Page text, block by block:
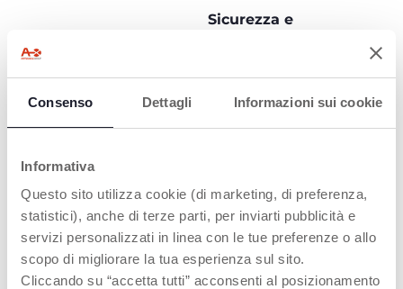
Consenso Dettagli Informazioni sui cookie
Informativa
Questo sito utilizza cookie (di marketing, di preferenza,
statistici), anche di terze parti, per inviarti pubblicità e
servizi personalizzati in linea con le tue preferenze o allo
scopo di migliorare la tua esperienza sul sito.
Cliccando su “accetta tutti” acconsenti al posizionamento
Sicurezza e
SISTEMA ISOFIX
Da 76 fino a 105 cm,
Mokita i-Size deve
STEP 1: 75-105 CM
(VERSO IL SENSO
DI MARCIA)